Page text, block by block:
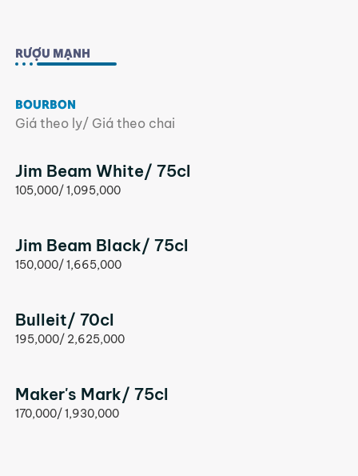
RƯỢU MẠNH
BOURBON
Giá theo ly/ Giá theo chai
Jim Beam White/ 75cl
105,000/ 1,095,000
Jim Beam Black/ 75cl
150,000/ 1,665,000
Bulleit/ 70cl
195,000/ 2,625,000
Maker's Mark/ 75cl
170,000/ 1,930,000